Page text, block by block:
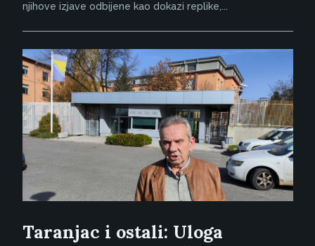
njihove izjave odbijene kao dokazi replike,...
Taranjac i ostali: Uloga